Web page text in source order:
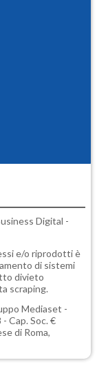
Digital -
e/o riprodotti è
di sistemi
divieto
scraping.
Mediaset -
Cap. Soc. €
di Roma,